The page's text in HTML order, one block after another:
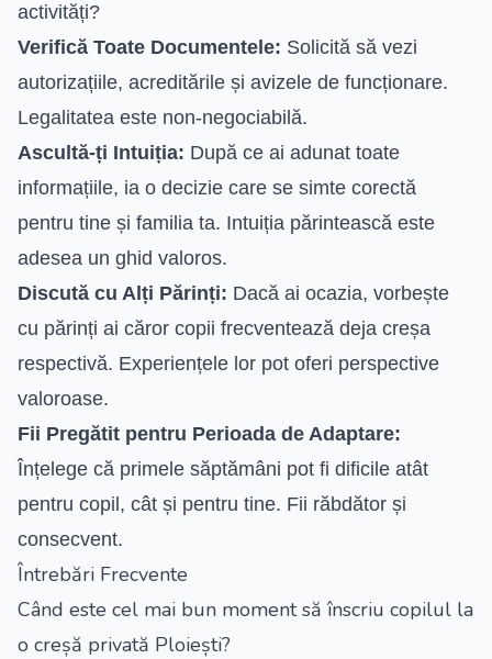
activități?
Verifică Toate Documentele: Solicită să vezi
autorizațiile, acreditările și avizele de funcționare.
Legalitatea este non-negociabilă.
Ascultă-ți Intuiția: După ce ai adunat toate
informațiile, ia o decizie care se simte corectă
pentru tine și familia ta. Intuiția părintească este
adesea un ghid valoros.
Discută cu Alți Părinți: Dacă ai ocazia, vorbește
cu părinți ai căror copii frecventează deja creșa
respectivă. Experiențele lor pot oferi perspective
valoroase.
Fii Pregătit pentru Perioada de Adaptare:
Înțelege că primele săptămâni pot fi dificile atât
pentru copil, cât și pentru tine. Fii răbdător și
consecvent.
Întrebări Frecvente
Când este cel mai bun moment să înscriu copilul la
o creșă privată Ploiești?